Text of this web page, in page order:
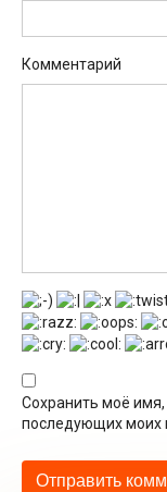
Комментарий
Сохранить моё имя,
последующих моих